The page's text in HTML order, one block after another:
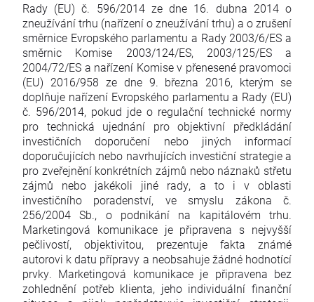
Rady (EU) č. 596/2014 ze dne 16. dubna 2014 o
zneužívání trhu (nařízení o zneužívání trhu) a o zrušení
směrnice Evropského parlamentu a Rady 2003/6/ES a
směrnic Komise 2003/124/ES, 2003/125/ES a
2004/72/ES a nařízení Komise v přenesené pravomoci
(EU) 2016/958 ze dne 9. března 2016, kterým se
doplňuje nařízení Evropského parlamentu a Rady (EU)
č. 596/2014, pokud jde o regulační technické normy
pro technická ujednání pro objektivní předkládání
investičních doporučení nebo jiných informací
doporučujících nebo navrhujících investiční strategie a
pro zveřejnění konkrétních zájmů nebo náznaků střetu
zájmů nebo jakékoli jiné rady, a to i v oblasti
investičního poradenství, ve smyslu zákona č.
256/2004 Sb., o podnikání na kapitálovém trhu.
Marketingová komunikace je připravena s nejvyšší
pečlivostí, objektivitou, prezentuje fakta známé
autorovi k datu přípravy a neobsahuje žádné hodnotící
prvky. Marketingová komunikace je připravena bez
zohlednění potřeb klienta, jeho individuální finanční